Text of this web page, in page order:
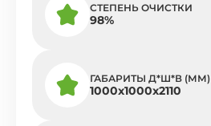
СТЕПЕНЬ ОЧИСТКИ
98%
ГАБАРИТЫ Д*Ш*В (ММ)
1000х1000х2110